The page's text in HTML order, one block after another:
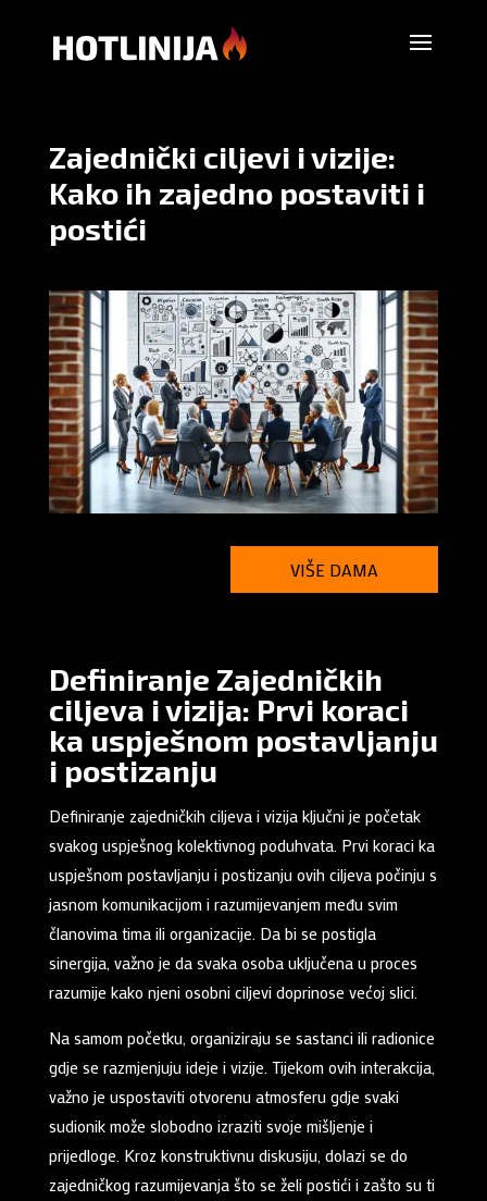
Zajednički ciljevi i vizije:
Kako ih zajedno postaviti i
postići
VIŠE DAMA
Definiranje Zajedničkih
ciljeva i vizija: Prvi koraci
ka uspješnom postavljanju
i postizanju
Definiranje zajedničkih ciljeva i vizija ključni je početak
svakog uspješnog kolektivnog poduhvata. Prvi koraci ka
uspješnom postavljanju i postizanju ovih ciljeva počinju s
jasnom komunikacijom i razumijevanjem među svim
članovima tima ili organizacije. Da bi se postigla
sinergija, važno je da svaka osoba uključena u proces
razumije kako njeni osobni ciljevi doprinose većoj slici.
Na samom početku, organiziraju se sastanci ili radionice
gdje se razmjenjuju ideje i vizije. Tijekom ovih interakcija,
važno je uspostaviti otvorenu atmosferu gdje svaki
sudionik može slobodno izraziti svoje mišljenje i
prijedloge. Kroz konstruktivnu diskusiju, dolazi se do
zajedničkog razumijevanja što se želi postići i zašto su ti